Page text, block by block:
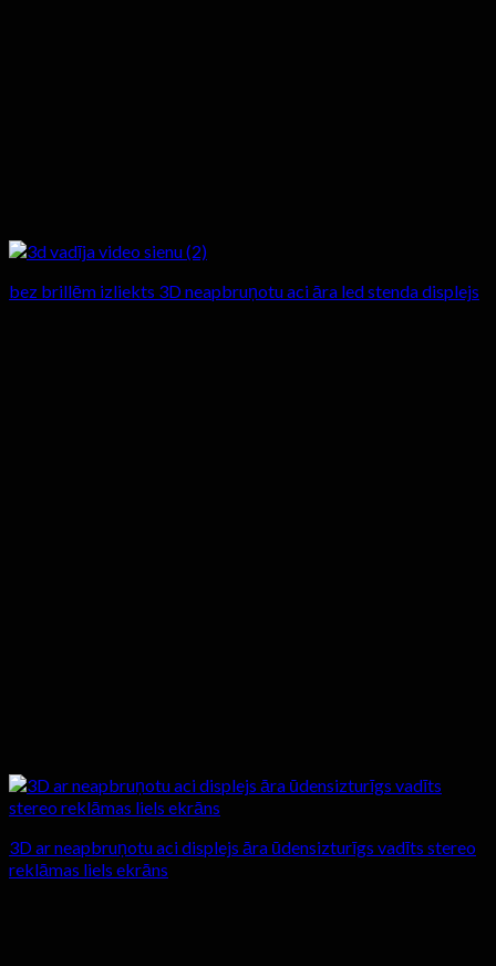
bez brillēm izliekts 3D neapbruņotu aci āra led stenda displejs
3D ar neapbruņotu aci displejs āra ūdensizturīgs vadīts stereo
reklāmas liels ekrāns